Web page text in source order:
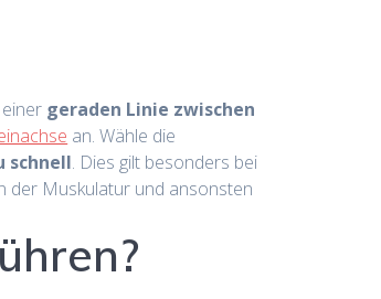
geraden Linie zwischen
an. Wähle die
schnell. Dies gilt besonders bei
der Muskulatur und ansonsten